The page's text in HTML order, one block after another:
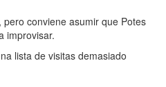
conviene asumir que Potes
improvisar.
lista de visitas demasiado